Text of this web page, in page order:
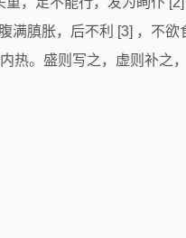
䐜胀，后不利 [3] ，不
热。盛则写之，虚则补之